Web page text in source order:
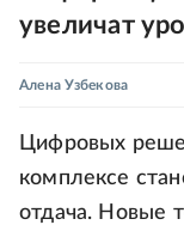
увеличат
Алена Узбекова
Цифровых
комплексе
отдача. Новые